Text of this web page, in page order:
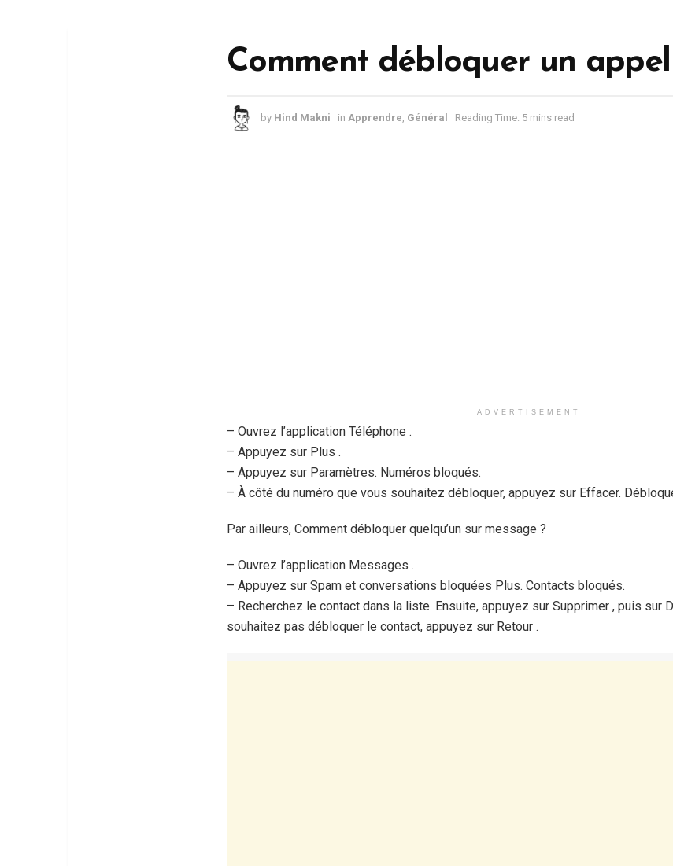
Comment débloquer un
by Hind Makni in Apprendre Général Reading Time: 5 mins read
ADVERTISEMENT
– Ouvrez l’application Téléphone .
– Appuyez sur Plus .
– Appuyez sur Paramètres. Numéros bloqués.
– À côté du numéro que vous souhaitez débloquer, appuyez sur Effacer.
Par ailleurs, Comment débloquer quelqu’un sur message ?
– Ouvrez l’application Messages .
– Appuyez sur Spam et conversations bloquées Plus. Contacts bloqués.
– Recherchez le contact dans la liste. Ensuite, appuyez sur Supprimer , puis sur
souhaitez pas débloquer le contact, appuyez sur Retour .